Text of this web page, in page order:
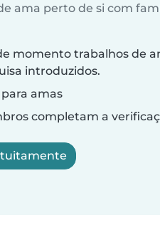
ama perto de si com
momento trabalhos de
introduzidos.
amas
completam a